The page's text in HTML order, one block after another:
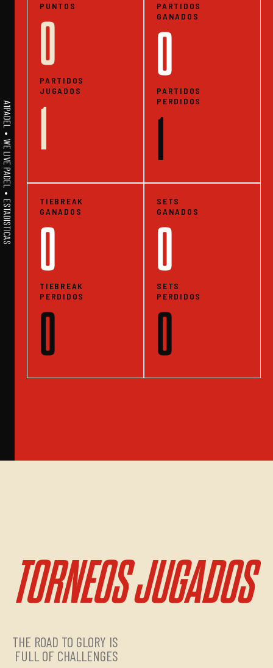
A1PADEL • WE LIVE PADEL • ESTADISTICAS
PUNTOS
0
PARTIDOS
JUGADOS
1
PARTIDOS
GANADOS
0
PARTIDOS
PERDIDOS
1
TIEBREAK
GANADOS
0
TIEBREAK
PERDIDOS
0
SETS
GANADOS
0
SETS
PERDIDOS
0
TORNEOS JUGADOS
THE ROAD TO GLORY IS
FULL OF CHALLENGES